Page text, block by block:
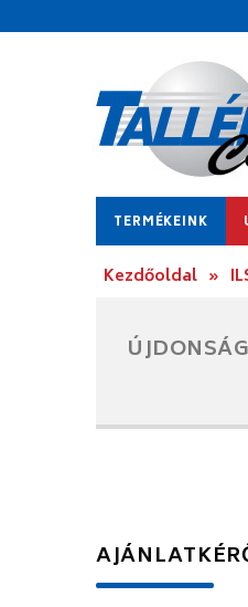
TERMÉKEINK
Kezdőoldal »